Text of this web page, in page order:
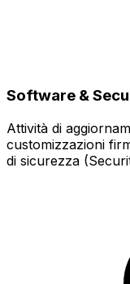
Software &
Attività di
customizzazioni
di sicurezza